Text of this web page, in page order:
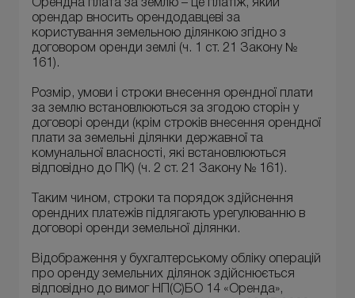
Орендна плата за землю – це платіж, який
орендар вносить орендодавцеві за
користування земельною ділянкою згідно з
договором оренди землі (ч. 1 ст. 21 Закону №
161).
Розмір, умови і строки внесення орендної плати
за землю встановлюються за згодою сторін у
договорі оренди (крім строків внесення орендної
плати за земельні ділянки державної та
комунальної власності, які встановлюються
відповідно до ПК) (ч. 2 ст. 21 Закону № 161).
Таким чином, строки та порядок здійснення
орендних платежів підлягають урегулюванню в
договорі оренди земельної ділянки.
Відображення у бухгалтерському обліку операцій
про оренду земельних ділянок здійснюється
відповідно до вимог НП(С)БО 14 «Оренда»,